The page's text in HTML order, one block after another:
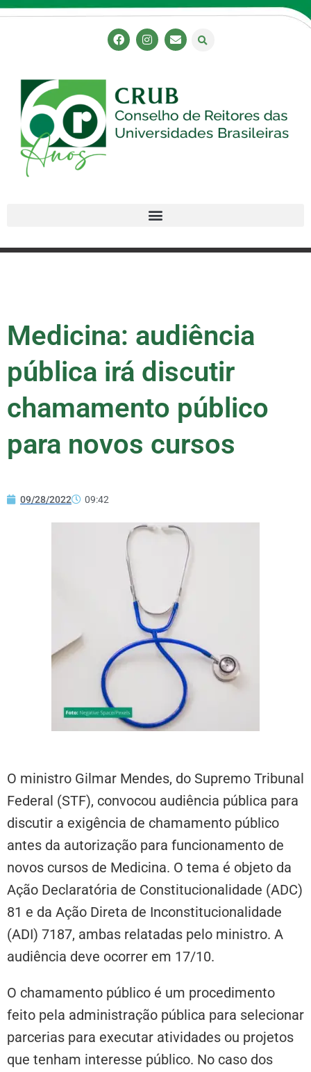
Medicina: audiência
pública irá discutir
chamamento público
para novos cursos
09/28/2022 09:42
O ministro Gilmar Mendes, do Supremo Tribunal
Federal (STF), convocou audiência pública para
discutir a exigência de chamamento público
antes da autorização para funcionamento de
novos cursos de Medicina. O tema é objeto da
Ação Declaratória de Constitucionalidade (ADC)
81 e da Ação Direta de Inconstitucionalidade
(ADI) 7187, ambas relatadas pelo ministro. A
audiência deve ocorrer em 17/10.
O chamamento público é um procedimento
feito pela administração pública para selecionar
parcerias para executar atividades ou projetos
que tenham interesse público. No caso dos